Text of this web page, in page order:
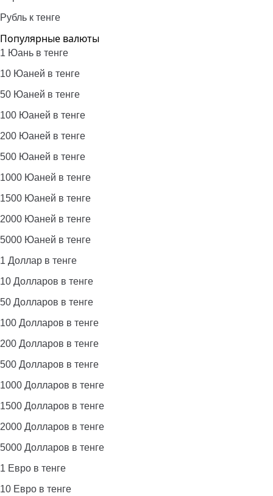
Рубль к тенге
Популярные валюты
1 Юань в тенге
10 Юаней в тенге
50 Юаней в тенге
100 Юаней в тенге
200 Юаней в тенге
500 Юаней в тенге
1000 Юаней в тенге
1500 Юаней в тенге
2000 Юаней в тенге
5000 Юаней в тенге
1 Доллар в тенге
10 Долларов в тенге
50 Долларов в тенге
100 Долларов в тенге
200 Долларов в тенге
500 Долларов в тенге
1000 Долларов в тенге
1500 Долларов в тенге
2000 Долларов в тенге
5000 Долларов в тенге
1 Евро в тенге
10 Евро в тенге